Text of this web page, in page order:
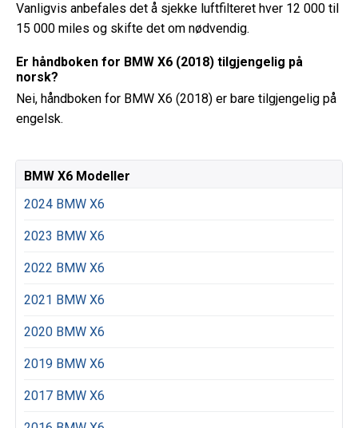
Vanligvis anbefales det å sjekke luftfilteret hver 12 000 til
15 000 miles og skifte det om nødvendig.
Er håndboken for BMW X6 (2018) tilgjengelig på
norsk?
Nei, håndboken for BMW X6 (2018) er bare tilgjengelig på
engelsk.
BMW X6 Modeller
2024 BMW X6
2023 BMW X6
2022 BMW X6
2021 BMW X6
2020 BMW X6
2019 BMW X6
2017 BMW X6